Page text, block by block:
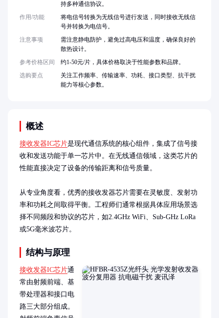
概述
接收发器IC芯片是现代通信系统的核心组件，集成了信号接
收和发送功能于单一芯片中。在无线通信领域，这类芯片的
性能直接决定了设备的传输距离和信号质量。
从专业角度看，优秀的接收发器芯片需要在灵敏度、发射功
率和功耗之间取得平衡。工程师们通常根据具体应用场景选
择不同频段和协议的芯片，如2.4GHz WiFi、Sub-GHz LoRa
或5G毫米波芯片。
结构与原理
接收发器IC芯片通
常由射频前端、基
带处理器和接口电
路三大部分组成。
持多种通信协议。
作用/功能
将电信号转换为无线信号进行发送，同时接收无线信
号并转换为电信号。
注意事项
需注意静电防护，避免过高电压和温度，确保良好的
散热设计。
参考价格区间
约1-50元/片，具体价格取决于性能参数和品牌。
选购要点
关注工作频率、传输速率、功耗、接口类型、抗干扰
能力等核心参数。